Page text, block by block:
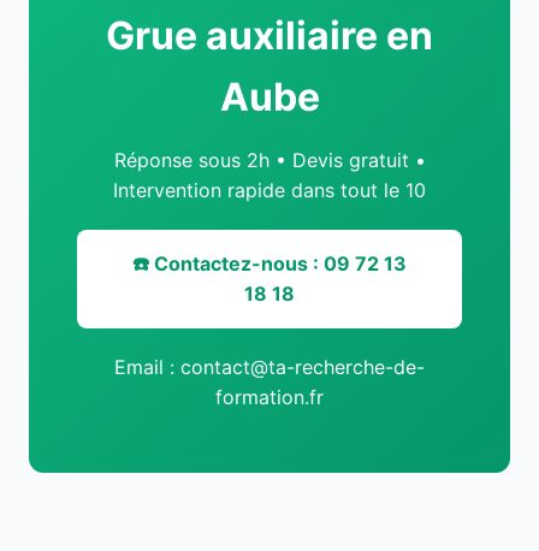
Grue auxiliaire en
Aube
Réponse sous 2h • Devis gratuit •
Intervention rapide dans tout le 10
☎️ Contactez-nous : 09 72 13
18 18
Email : contact@ta-recherche-de-
formation.fr